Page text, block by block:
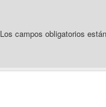
Los campos obligatorios